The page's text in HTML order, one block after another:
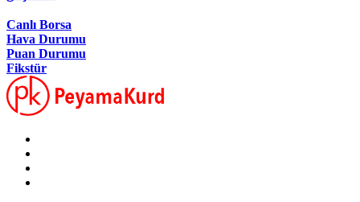
Canlı Borsa
Hava Durumu
Puan Durumu
Fikstür